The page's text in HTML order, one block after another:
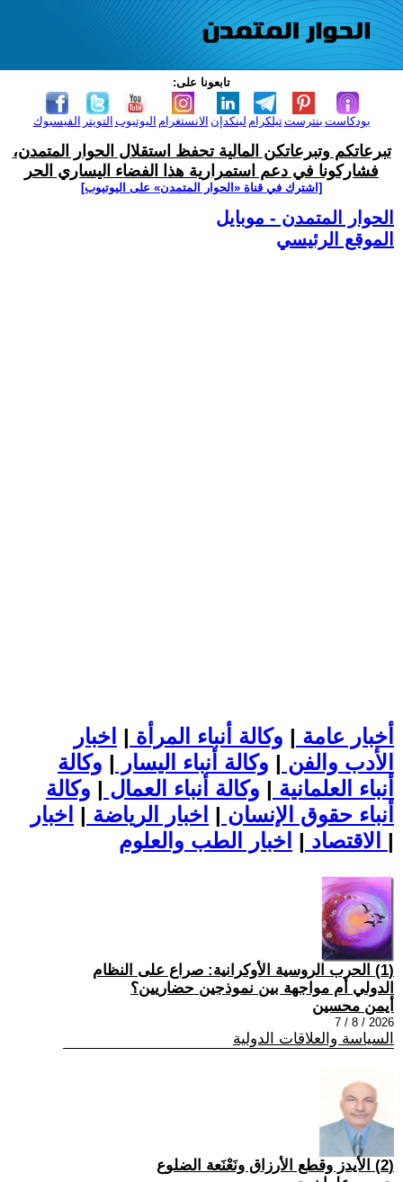
تابعونا على:
الفيسبوك التويتر اليوتيوب الانستغرام لينكدإن تيلكرامبنترست بودكاست
تبرعاتكم وتبرعاتكن المالية تحفظ استقلال الحوار المتمدن،
فشاركونا في دعم استمرارية هذا الفضاء اليساري الحر
[اشترك في قناة ‫«الحوار المتمدن» على اليوتيوب]
الحوار المتمدن - موبايل
الموقع الرئيسي
أخبار عامة | وكالة أنباء المرأة | اخبار
الأدب والفن | وكالة أنباء اليسار | وكالة
أنباء العلمانية | وكالة أنباء العمال | وكالة
أنباء حقوق الإنسان | اخبار الرياضة | اخبار
الاقتصاد | |
(1) الحرب الروسية الأوكرانية: صراع على النظام
الدولي أم مواجهة بين نموذجين حضاريين؟
أيمن محسين
2026 / 8 / 7
السياسة والعلاقات الدولية
(2) الأيدز وقطع الأرزاق ونَعْنَعة الضلوع